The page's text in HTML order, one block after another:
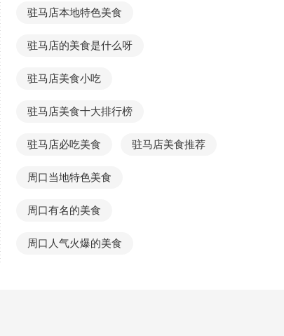
驻马店本地特色美食
驻马店的美食是什么呀
驻马店美食小吃
驻马店美食十大排行榜
驻马店必吃美食 驻马店美食推荐
周口当地特色美食
周口有名的美食
周口人气火爆的美食